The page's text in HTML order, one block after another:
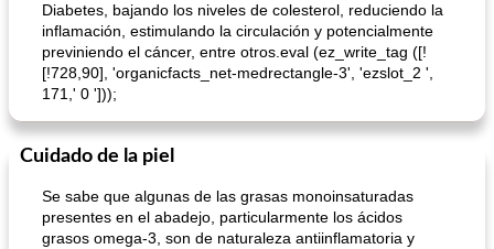
Diabetes, bajando los niveles de colesterol, reduciendo la
inflamación, estimulando la circulación y potencialmente
previniendo el cáncer, entre otros.eval (ez_write_tag ([!
[!728,90], 'organicfacts_net-medrectangle-3', 'ezslot_2 ',
171,' 0 ']));
Cuidado de la piel
Se sabe que algunas de las grasas monoinsaturadas
presentes en el abadejo, particularmente los ácidos
grasos omega-3, son de naturaleza antiinflamatoria y